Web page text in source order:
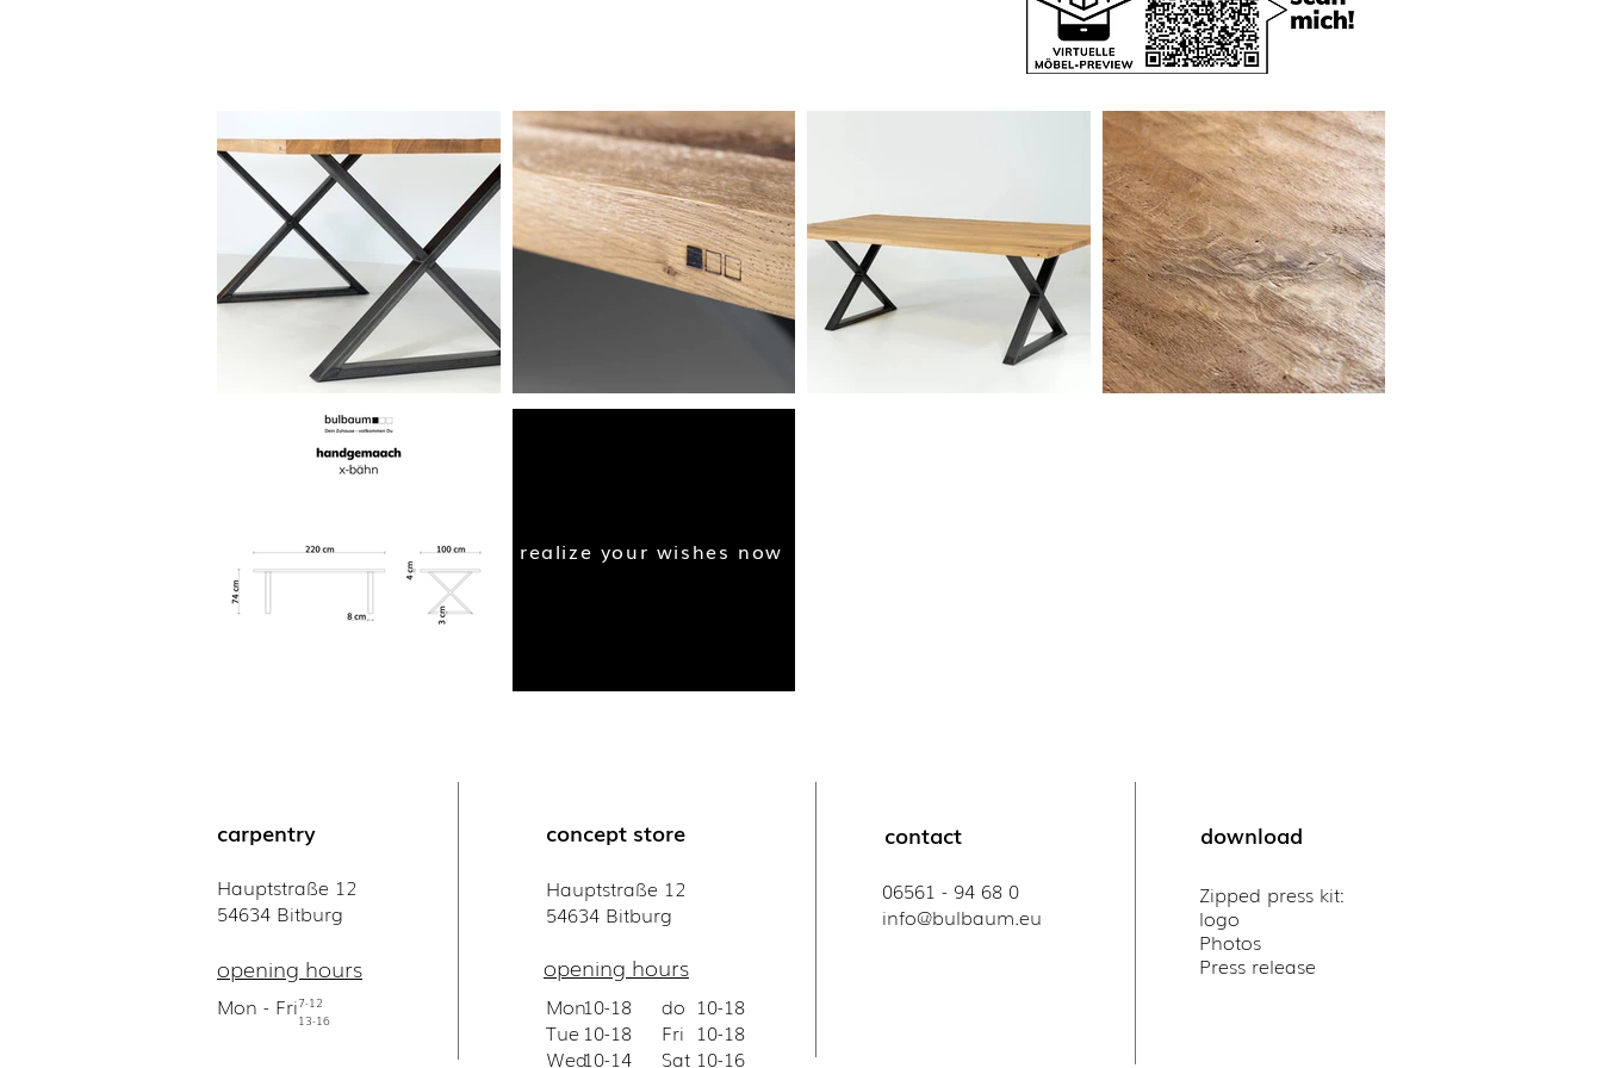
realize your wishes now
concept store
Hauptstraße 12
54634 Bitburg
opening hours
carpentry
opening hours
contact
06561 - 94 68 0
info@bulbaum.eu
download
Zipped press kit:
logo
Photos
Press release
Hauptstraße 12
54634 Bitburg
Mon - Fri7-12
13-16
Mon
Tue
Wed
10-18
10-18
10-14
do
Fri
Sat
10-18
10-18
10-16